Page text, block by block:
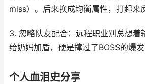
miss）。后来换成均衡属性，打起来
3. 忽略队友配合：远程职业别总想着
给奶妈加盾，硬是撑过了BOSS的爆发
个人血泪史分享